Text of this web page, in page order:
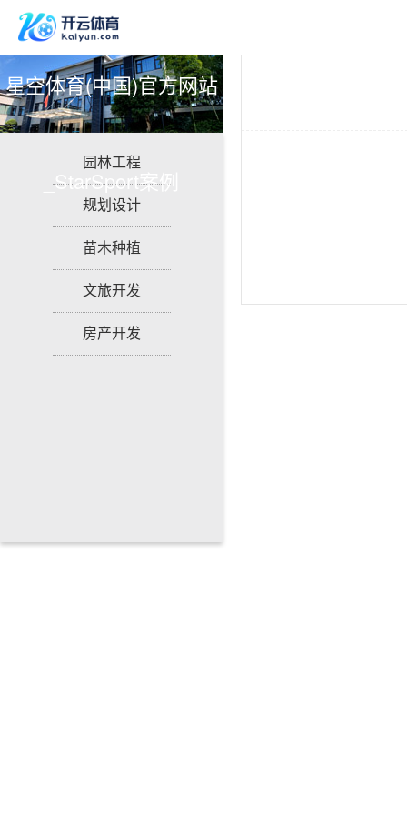
星空体育(中国)官方网站
_StarSport案例
园林工程
规划设计
苗木种植
文旅开发
房产开发